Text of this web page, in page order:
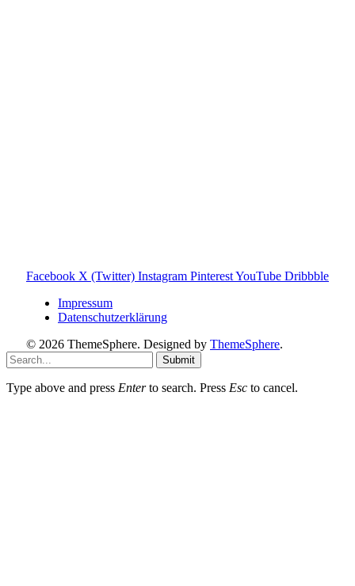
Facebook X (Twitter) Instagram PinterestYouTube Dribbble
Impressum
Datenschutzerklärung
© 2026 ThemeSphere. Designed by ThemeSphere.
Submit
Type above and press Enterto search. Press Esc to cancel.